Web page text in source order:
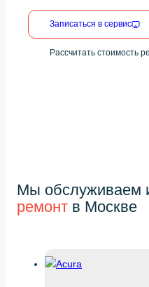
Записаться в сервис
Рассчитать стоимость
Мы обслуживаем
ремонт в Москве